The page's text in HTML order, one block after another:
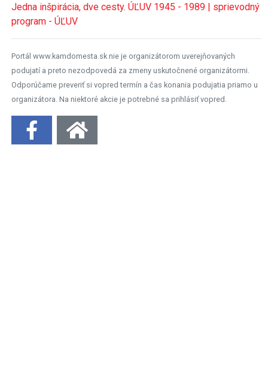
Jedna inšpirácia, dve cesty. ÚĽUV 1945 - 1989 | sprievodný
program - ÚĽUV
Portál www.kamdomesta.sk nie je organizátorom uverejňovaných
podujatí a preto nezodpovedá za zmeny uskutočnené organizátormi.
Odporúčame preveriť si vopred termín a čas konania podujatia priamo u
organizátora. Na niektoré akcie je potrebné sa prihlásiť vopred.